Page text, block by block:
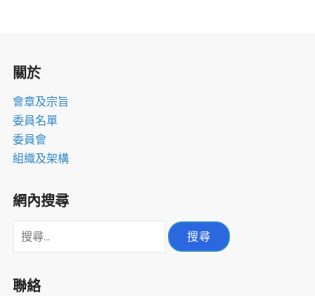
關於
會章及宗旨
委員名單
委員會
組織及架構
網內搜尋
搜
鍵
聯絡